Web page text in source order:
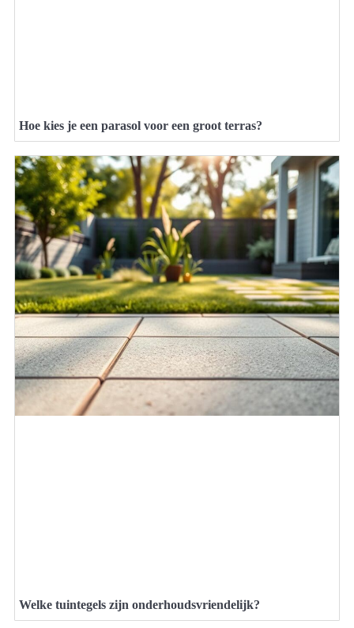
Hoe kies je een parasol voor een groot terras?
Welke tuintegels zijn onderhoudsvriendelijk?